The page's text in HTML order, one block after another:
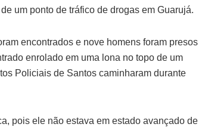
um ponto de tráfico de drogas em Guarujá.
encontrados e nove homens foram presos
enrolado em uma lona no topo de um
Policiais de Santos caminharam durante
pois ele não estava em estado avançado de